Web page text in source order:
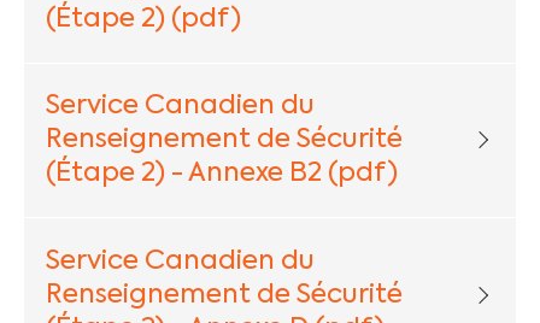
(Étape 2) (pdf)
Service Canadien du
Renseignement de Sécurité
(Étape 2) - Annexe B2 (pdf)
Service Canadien du
Renseignement de Sécurité